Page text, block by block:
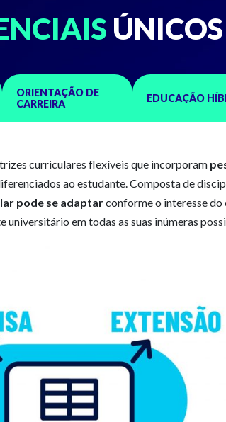
ÚNICOS
ORIENTAÇÃO DE
CARREIRA
EDUCAÇÃO
curriculares flexíveis que incorporam
ao estudante. Composta de
pode se adaptarconforme o interesse do
em todas as suas inúmeras